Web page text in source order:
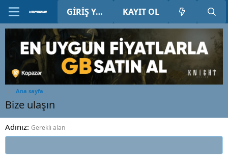
GIRIŞ YAP KAYIT OL
Ana sayfa
Bize ulaşın
Adınız Gerekli alan